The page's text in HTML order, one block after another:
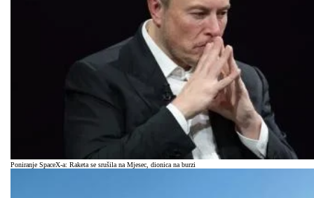
Poniranje SpaceX-a: Raketa se srušila na Mjesec, dionica na burzi